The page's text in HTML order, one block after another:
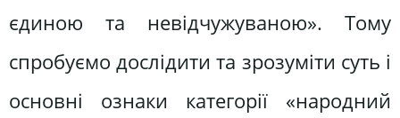
єдиною та невідчужуваною». Тому
спробуємо дослідити та зрозуміти суть і
основні ознаки категорії «народний